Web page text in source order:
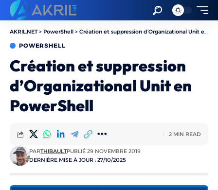
AKRIL.NET> PowerShell > Création et suppression d’Organizational Unit en PowerShell
POWERSHELL
Création et suppression
d’Organizational Unit en
PowerShell
DERNIÈRE MISE À JOUR : 27/10/2025
PARTHIBAULTPUBLIÉ 29 NOVEMBRE 2019
2 MIN READ